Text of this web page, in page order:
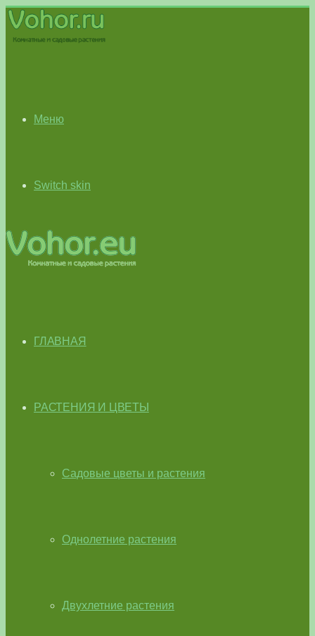
Меню
Switch skin
ГЛАВНАЯ
РАСТЕНИЯ И ЦВЕТЫ
Садовые цветы и растения
Однолетние растения
Двухлетние растения